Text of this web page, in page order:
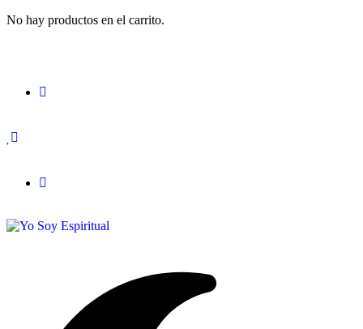
No hay productos en el carrito.